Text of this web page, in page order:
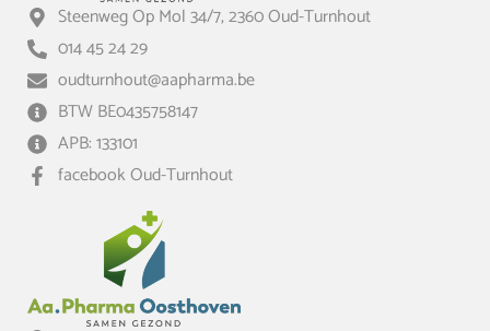
Steenweg Op Mol 34/7, 2360 Oud-Turnhout
014 45 24 29
oudturnhout@aapharma.be
BTW BE0435758147
APB: 133101
facebook Oud-Turnhout